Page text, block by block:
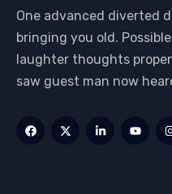
One advanced diverted
bringing you old.
laughter thoughts
saw guest man now